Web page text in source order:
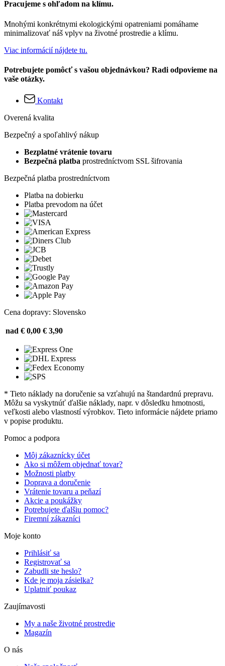
Pracujeme s ohľadom na klímu.
Mnohými konkrétnymi ekologickými opatreniami pomáhame
minimalizovať náš vplyv na životné prostredie a klímu.
Viac informácií nájdete tu.
Potrebujete pomôcť s vašou objednávkou? Radi odpovieme na
vaše otázky.
Kontakt
Overená kvalita
Bezpečný a spoľahlivý nákup
Bezplatné vrátenie tovaru
Bezpečná platba prostredníctvom SSL šifrovania
Bezpečná platba prostredníctvom
Platba na dobierku
Platba prevodom na účet
Cena dopravy: Slovensko
nad € 0,00 € 3,90
* Tieto náklady na doručenie sa vzťahujú na štandardnú prepravu.
Môžu sa vyskytnúť ďalšie náklady, napr. v dôsledku hmotnosti,
veľkosti alebo vlastností výrobkov. Tieto informácie nájdete priamo
v popise produktu.
Pomoc a podpora
Môj zákaznícky účet
Ako si môžem objednať tovar?
Možnosti platby
Doprava a doručenie
Vrátenie tovaru a peňazí
Akcie a poukážky
Potrebujete ďalšiu pomoc?
Firemní zákazníci
Moje konto
Prihlásiť sa
Registrovať sa
Zabudli ste heslo?
Kde je moja zásielka?
Uplatniť poukaz
Zaujímavosti
My a naše životné prostredie
Magazín
O nás